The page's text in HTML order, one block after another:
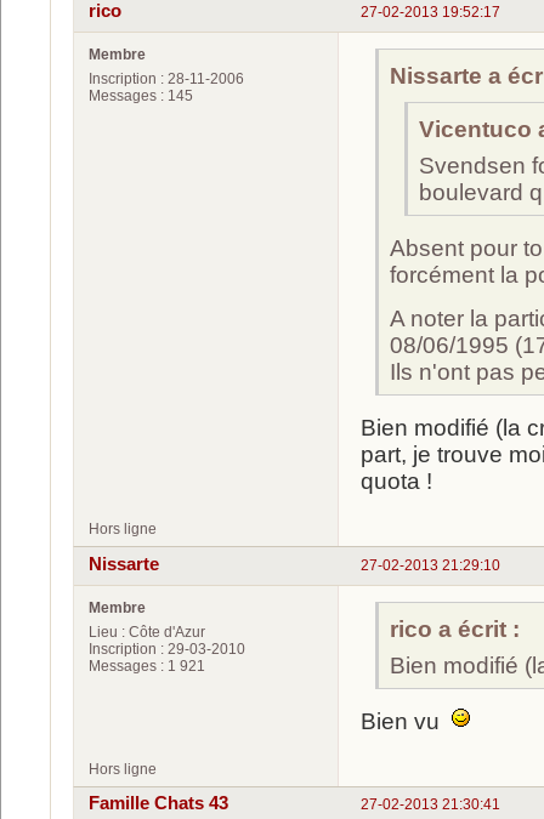
27-02-2013 19:52:17
rico
Membre
Inscription : 28-11-2006
Messages : 145
Nissarte a
Vicentuco
Svendsen
boulevard
Absent pour
forcément la
A noter la
08/06/1995
Ils n'ont pas
Bien modifié (la
part, je trouve
quota !
Hors ligne
27-02-2013 21:29:10
Nissarte
Membre
Lieu : Côte d'Azur
Inscription : 29-03-2010
Messages : 1 921
rico a écrit :
Bien modifié
Bien vu
Hors ligne
27-02-2013 21:30:41
Famille Chats 43